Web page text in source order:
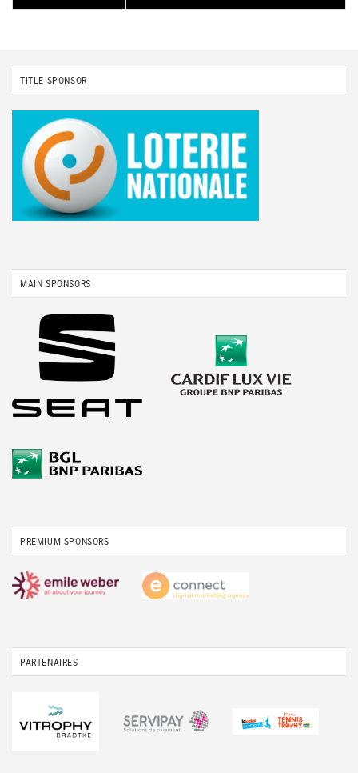
TITLE SPONSOR
MAIN SPONSORS
PREMIUM SPONSORS
PARTENAIRES